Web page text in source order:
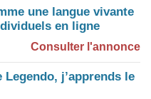
une langue vivante
en ligne
Consulter l'annonce
j’apprends le